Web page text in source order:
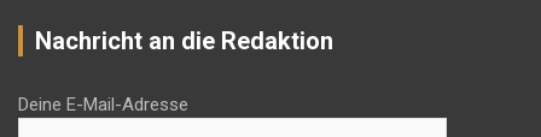
Nachricht an die Redaktion
Deine E-Mail-Adresse